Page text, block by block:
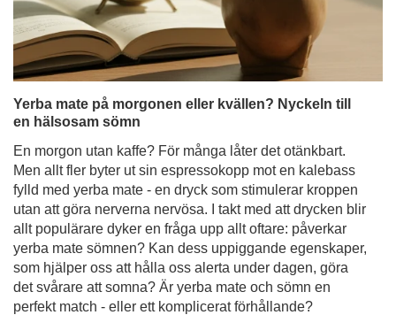
Yerba mate på morgonen eller kvällen? Nyckeln till
en hälsosam sömn
En morgon utan kaffe? För många låter det otänkbart.
Men allt fler byter ut sin espressokopp mot en kalebass
fylld med yerba mate - en dryck som stimulerar kroppen
utan att göra nerverna nervösa. I takt med att drycken blir
allt populärare dyker en fråga upp allt oftare: påverkar
yerba mate sömnen? Kan dess uppiggande egenskaper,
som hjälper oss att hålla oss alerta under dagen, göra
det svårare att somna? Är yerba mate och sömn en
perfekt match - eller ett komplicerat förhållande?